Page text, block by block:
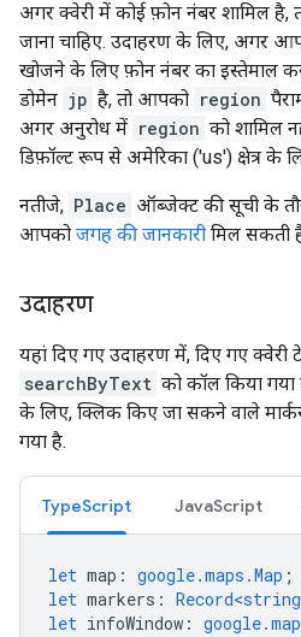
अगर क्वेरी में कोई फ़ोन नंबर शामिल है,
जाना चाहिए. उदाहरण के लिए, अगर
खोजने के लिए फ़ोन नंबर का इस्तेमाल
डोमेन jp है, तो आपको region
अगर अनुरोध में region को शामिल
डिफ़ॉल्ट रूप से अमेरिका ('us') क्षेत्र के
नतीजे, Place ऑब्जेक्ट की सूची के
आपको जगह की जानकारी मिल सकती
उदाहरण
यहां दिए गए उदाहरण में, दिए गए क्वेरी
searchByText को कॉल किया गया
के लिए, क्लिक किए जा सकने वाले
गया है.
TypeScript JavaScript
let map : google.maps.Map ;
let markers : Record<string
let infoWindow :